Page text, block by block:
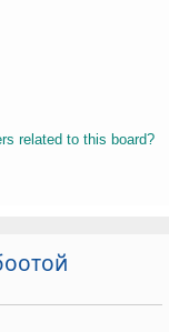
related to this board?